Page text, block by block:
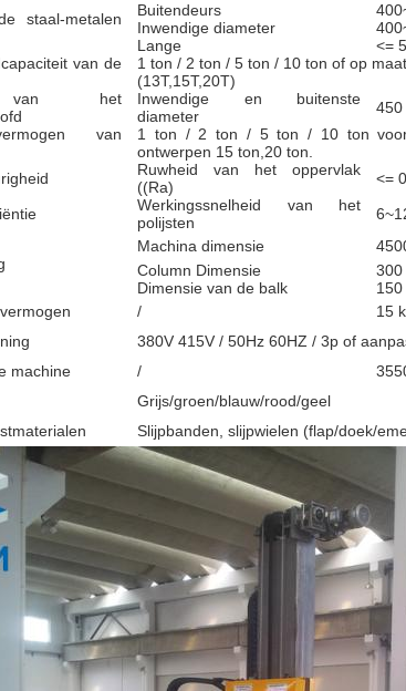
staal-metalen
Buitendeurs
Inwendige diameter
Lange
<=
van de
1 ton / 2 ton / 5 ton / 10 ton of op maat
(13T,15T,20T)
van het
Inwendige en buitenste
diameter
450
van
1 ton / 2 ton / 5 ton / 10 ton voor
ontwerpen 15 ton,20 ton.
Ruwheid van het oppervlak
((Ra)
<=
Werkingssnelheid van het
polijsten
Machina dimensie
Column Dimensie
300
Dimensie van de balk
/
15
380V 415V / 50Hz 60HZ / 3p of
machine
/
Grijs/groen/blauw/rood/geel
Slijpbanden, slijpwielen (flap/doek/